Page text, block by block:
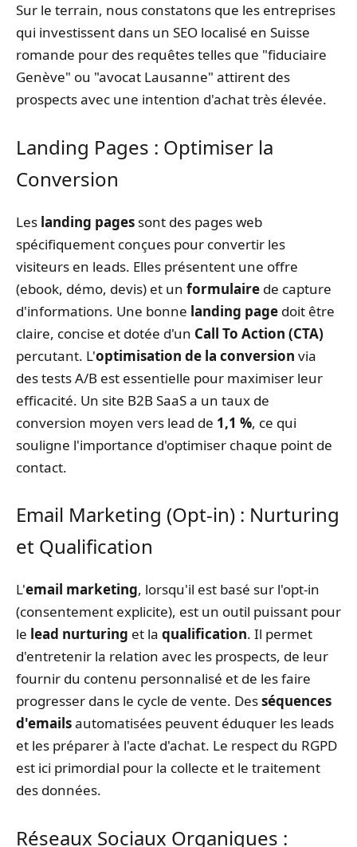
Sur le terrain, nous constatons que les entreprises
qui investissent dans un SEO localisé en Suisse
romande pour des requêtes telles que "fiduciaire
Genève" ou "avocat Lausanne" attirent des
prospects avec une intention d'achat très élevée.
Landing Pages : Optimiser la
Conversion
Les landing pages sont des pages web
spécifiquement conçues pour convertir les
visiteurs en leads. Elles présentent une offre
(ebook, démo, devis) et un formulaire de capture
d'informations. Une bonne landing page doit être
claire, concise et dotée d'un Call To Action (CTA)
percutant. L'optimisation de la conversion via
des tests A/B est essentielle pour maximiser leur
efficacité. Un site B2B SaaS a un taux de
conversion moyen vers lead de 1,1 %, ce qui
souligne l'importance d'optimiser chaque point de
contact.
Email Marketing (Opt-in) : Nurturing
et Qualification
L'email marketing, lorsqu'il est basé sur l'opt-in
(consentement explicite), est un outil puissant pour
le lead nurturing et la qualification. Il permet
d'entretenir la relation avec les prospects, de leur
fournir du contenu personnalisé et de les faire
progresser dans le cycle de vente. Desséquences
d'emailsautomatisées peuvent éduquer les leads
et les préparer à l'acte d'achat. Le respect du RGPD
est ici primordial pour la collecte et le traitement
des données.
Réseaux Sociaux Organiques :